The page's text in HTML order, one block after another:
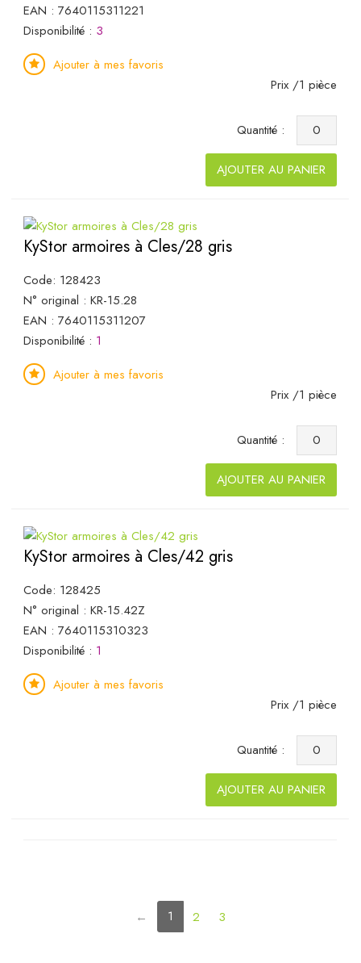
EAN : 7640115311221
Disponibilité : 3
Ajouter à mes favoris
Prix /1 pièce
Quantité :
AJOUTER AU PANIER
KyStor armoires à Cles/28 gris
Code: 128423
N° original : KR-15.28
EAN : 7640115311207
Disponibilité : 1
Ajouter à mes favoris
Prix /1 pièce
Quantité :
AJOUTER AU PANIER
KyStor armoires à Cles/42 gris
Code: 128425
N° original : KR-15.42Z
EAN : 7640115310323
Disponibilité : 1
Ajouter à mes favoris
Prix /1 pièce
Quantité :
AJOUTER AU PANIER
← 1 (current)
2 3